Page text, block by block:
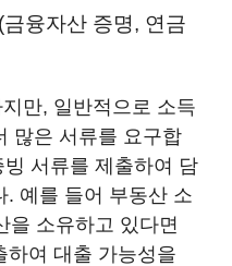
융자산 증명, 연금
만, 일반적으로 소득
많은 서류를 요구합
서류를 제출하여 담
. 예를 들어 부동산 소
을 소유하고 있다면
하여 대출 가능성을